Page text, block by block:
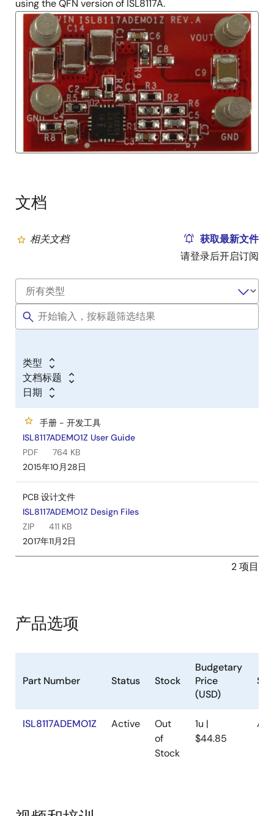
using the QFN version of ISL8117A.
文档
相关文档
获取最新文件
请登录后开启订阅
类型
文档标题
日期
手册 - 开发工具
ISL8117ADEMO1Z User Guide
PDF
764 KB
2015年10月28日
PCB 设计文件
ISL8117ADEMO1Z Design Files
ZIP
411 KB
2017年11月2日
2 项目
产品选项
Part Number Status Stock
Budgetary
Price
(USD)
ISL8117ADEMO1Z Active
Out
of
Stock
1u |
$44.85